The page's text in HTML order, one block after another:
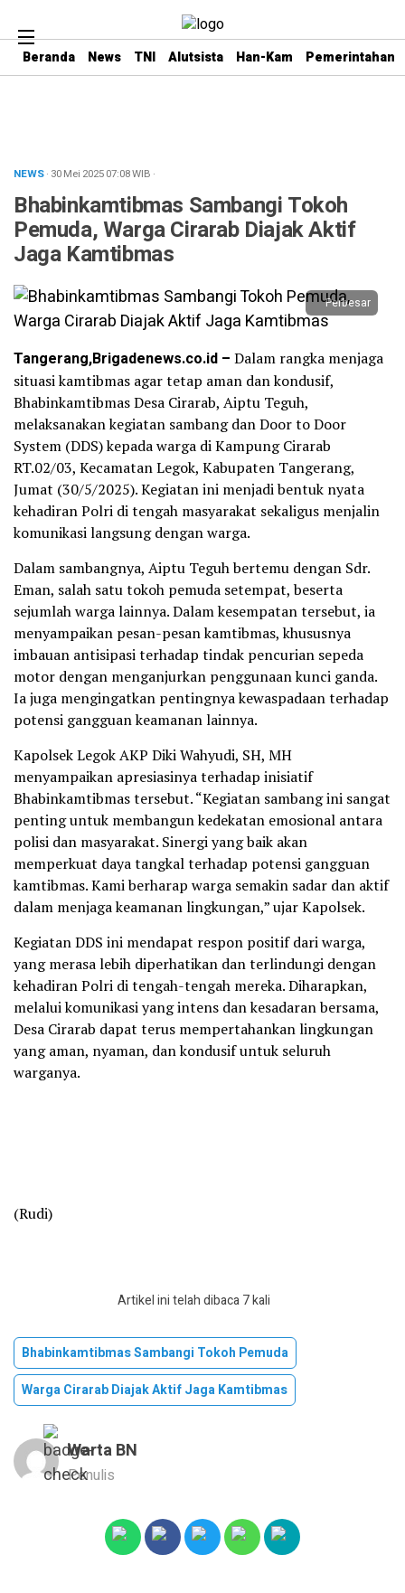
Beranda News TNI Alutsista Han-Kam Pemerintahan
NEWS· 30 Mei 202507:08WIB ·
Bhabinkamtibmas Sambangi Tokoh
Pemuda, Warga Cirarab Diajak Aktif
Jaga Kamtibmas
Perbesar
Tangerang,Brigadenews.co.id – Dalam rangka menjaga
situasi kamtibmas agar tetap aman dan kondusif,
Bhabinkamtibmas Desa Cirarab, Aiptu Teguh,
melaksanakan kegiatan sambang dan Door to Door
System (DDS) kepada warga di Kampung Cirarab
RT.02/03, Kecamatan Legok, Kabupaten Tangerang,
Jumat (30/5/2025). Kegiatan ini menjadi bentuk nyata
kehadiran Polri di tengah masyarakat sekaligus menjalin
komunikasi langsung dengan warga.
Dalam sambangnya, Aiptu Teguh bertemu dengan Sdr.
Eman, salah satu tokoh pemuda setempat, beserta
sejumlah warga lainnya. Dalam kesempatan tersebut, ia
menyampaikan pesan-pesan kamtibmas, khususnya
imbauan antisipasi terhadap tindak pencurian sepeda
motor dengan menganjurkan penggunaan kunci ganda.
Ia juga mengingatkan pentingnya kewaspadaan terhadap
potensi gangguan keamanan lainnya.
Kapolsek Legok AKP Diki Wahyudi, SH, MH
menyampaikan apresiasinya terhadap inisiatif
Bhabinkamtibmas tersebut. “Kegiatan sambang ini sangat
penting untuk membangun kedekatan emosional antara
polisi dan masyarakat. Sinergi yang baik akan
memperkuat daya tangkal terhadap potensi gangguan
kamtibmas. Kami berharap warga semakin sadar dan aktif
dalam menjaga keamanan lingkungan,” ujar Kapolsek.
Kegiatan DDS ini mendapat respon positif dari warga,
yang merasa lebih diperhatikan dan terlindungi dengan
kehadiran Polri di tengah-tengah mereka. Diharapkan,
melalui komunikasi yang intens dan kesadaran bersama,
Desa Cirarab dapat terus mempertahankan lingkungan
yang aman, nyaman, dan kondusif untuk seluruh
warganya.
(Rudi)
Artikel ini telah dibaca 7 kali
Bhabinkamtibmas Sambangi Tokoh Pemuda
Warga Cirarab Diajak Aktif Jaga Kamtibmas
Warta BN
Penulis